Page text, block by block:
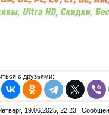
с друзьями:
19.06.2025, 22:23 |